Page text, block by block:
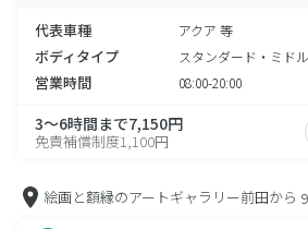
代表車種 アクア 等
ボディタイプ スタンダード・ミドル
営業時間 08:00-20:00
3～6時間まで7,150円
免責補償制度1,100円
絵画と額縁のアートギャラリー前田から